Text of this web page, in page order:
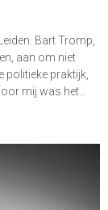
Bart Tromp,
aan om niet
politieke praktijk,
mij was het…